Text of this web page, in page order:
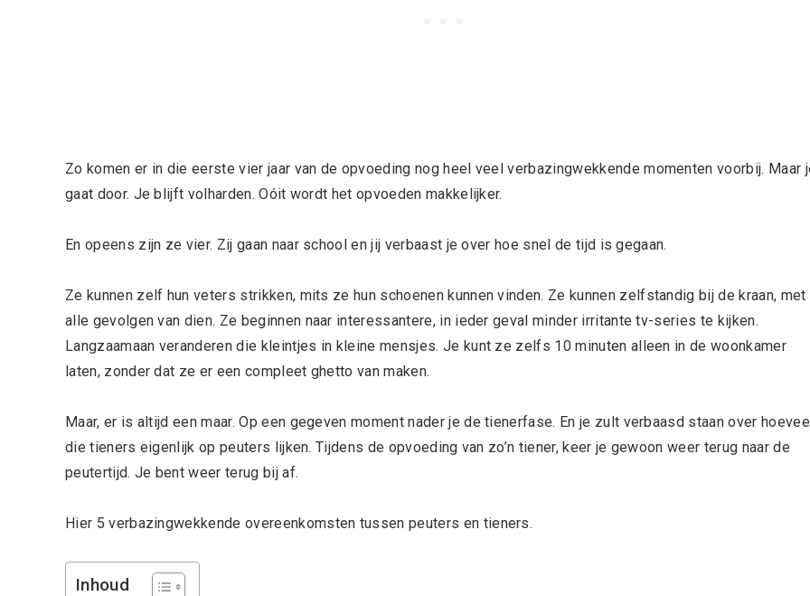
Zo komen er in die eerste vier jaar van de opvoeding nog heel veel verbazingwekkende momenten voorbij. Maar
gaat door. Je blijft volharden. Oóit wordt het opvoeden makkelijker.
En opeens zijn ze vier. Zij gaan naar school en jij verbaast je over hoe snel de tijd is gegaan.
Ze kunnen zelf hun veters strikken, mits ze hun schoenen kunnen vinden. Ze kunnen zelfstandig bij de kraan, met
alle gevolgen van dien. Ze beginnen naar interessantere, in ieder geval minder irritante tv-series te kijken.
Langzaamaan veranderen die kleintjes in kleine mensjes. Je kunt ze zelfs 10 minuten alleen in de woonkamer
laten, zonder dat ze er een compleet ghetto van maken.
Maar, er is altijd een maar. Op een gegeven moment nader je de tienerfase. En je zult verbaasd staan over
die tieners eigenlijk op peuters lijken. Tijdens de opvoeding van zo’n tiener, keer je gewoon weer terug naar de
peutertijd. Je bent weer terug bij af.
Hier 5 verbazingwekkende overeenkomsten tussen peuters en tieners.
Inhoud